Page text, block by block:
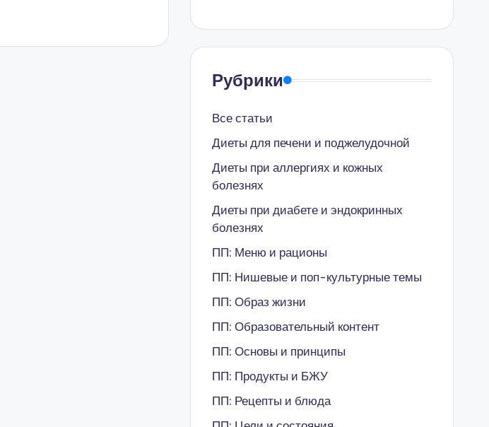
Рубрики
Все статьи
Диеты для печени и поджелудочной
Диеты при аллергиях и кожных
болезнях
Диеты при диабете и эндокринных
болезнях
ПП: Меню и рационы
ПП: Нишевые и поп-культурные темы
ПП: Образ жизни
ПП: Образовательный контент
ПП: Основы и принципы
ПП: Продукты и БЖУ
ПП: Рецепты и блюда